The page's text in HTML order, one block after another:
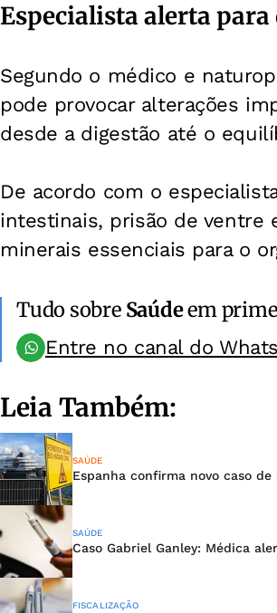
Especialista alerta
Segundo o médico e
pode provocar alterações
desde a digestão até o
De acordo com o
intestinais, prisão de ventre
minerais essenciais para o
Tudo sobre Saúdeem
Entre no canal do
Leia Também:
SAÚDE
Espanha confirma novo caso
SAÚDE
Caso Gabriel Ganley: Médica
FISCALIZAÇÃO